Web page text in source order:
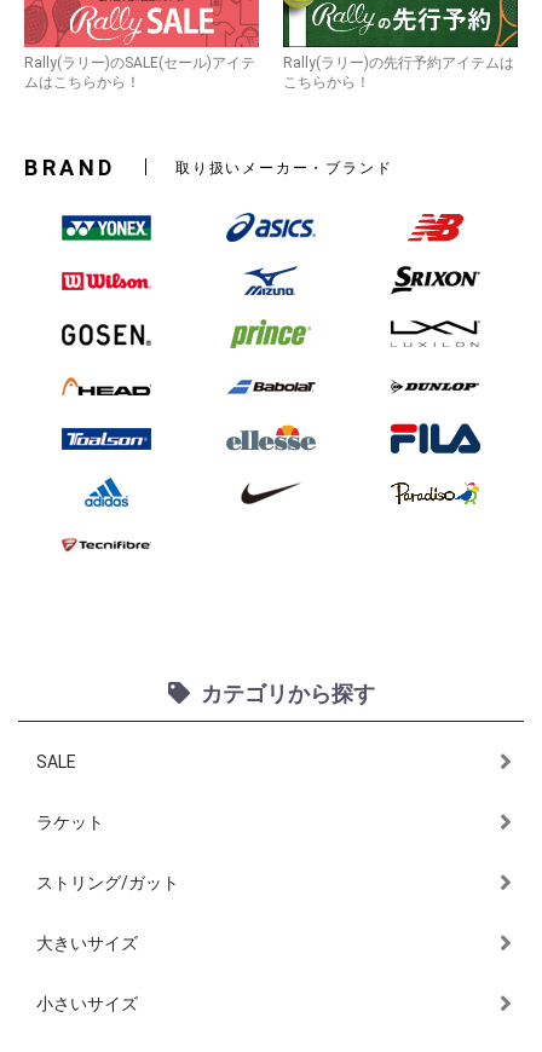
Rally(ラリー)のSALE(セール)アイテ
ムはこちらから！
Rally(ラリー)の先行予約アイテムは
こちらから！
BRAND 取り扱いメーカー・ブランド
カテゴリから探す
SALE
ラケット
ストリング/ガット
大きいサイズ
小さいサイズ